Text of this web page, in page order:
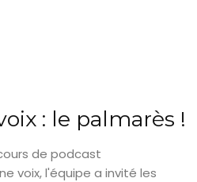
: le palmarès !
de podcast
voix, l'équipe a invité les